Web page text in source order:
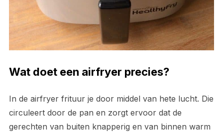
Wat doet een airfryer precies?
In de airfryer frituur je door middel van hete lucht. Die
circuleert door de pan en zorgt ervoor dat de
gerechten van buiten knapperig en van binnen warm